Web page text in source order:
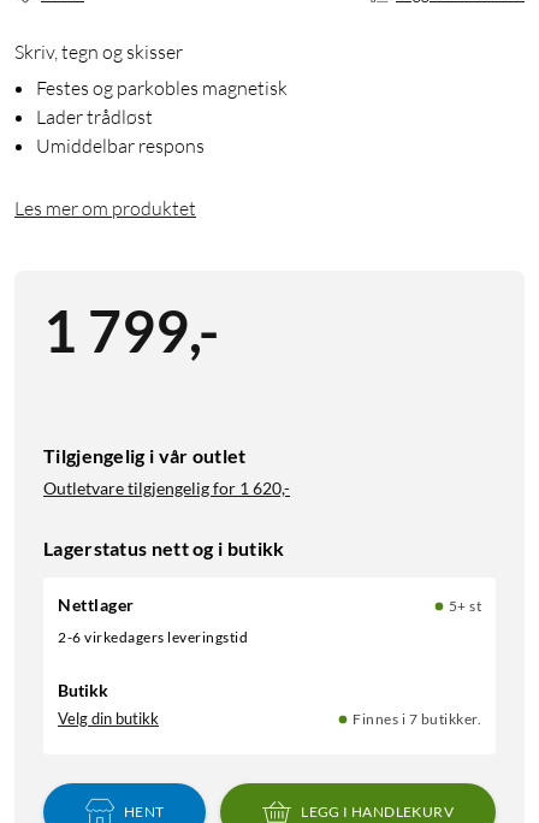
Skriv, tegn og skisser
Festes og parkobles magnetisk
Lader trådløst
Umiddelbar respons
Les mer om produktet
1 799,-
Tilgjengelig i vår outlet
Outletvare tilgjengelig for 1 620,-
Lagerstatus nett og i butikk
Nettlager
5+ st
2-6 virkedagers leveringstid
Butikk
Velg din butikk Finnes i 7 butikker.
HENT LEGG I HANDLEKURV